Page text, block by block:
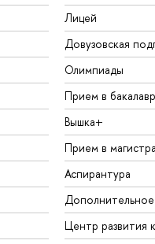
Лицей
Довузовская
Олимпиады
Прием в
Вышка+
Прием в
Аспирантура
Центр развития